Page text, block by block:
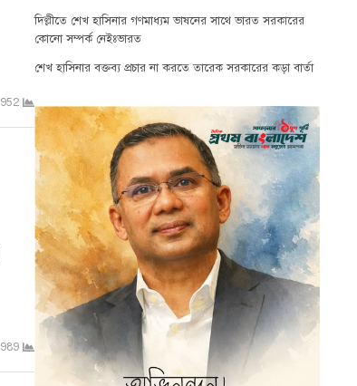
952
989
দিল্লীতে শেখ হাসিনার গণমাধ্যম ভাষনের সাথে ভারত সরকারের
কোনো সম্পর্ক নেইঃভারত
শেখ হাসিনার বক্তব্য প্রচার না করতে তারেক সরকারের কড়া বার্তা